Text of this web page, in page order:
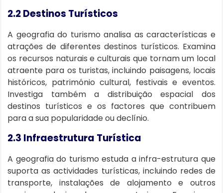
2.2 Destinos Turísticos
A geografia do turismo analisa as características e
atrações de diferentes destinos turísticos. Examina
os recursos naturais e culturais que tornam um local
atraente para os turistas, incluindo paisagens, locais
históricos, património cultural, festivais e eventos.
Investiga também a distribuição espacial dos
destinos turísticos e os factores que contribuem
para a sua popularidade ou declínio.
2.3 Infraestrutura Turística
A geografia do turismo estuda a infra-estrutura que
suporta as actividades turísticas, incluindo redes de
transporte, instalações de alojamento e outros